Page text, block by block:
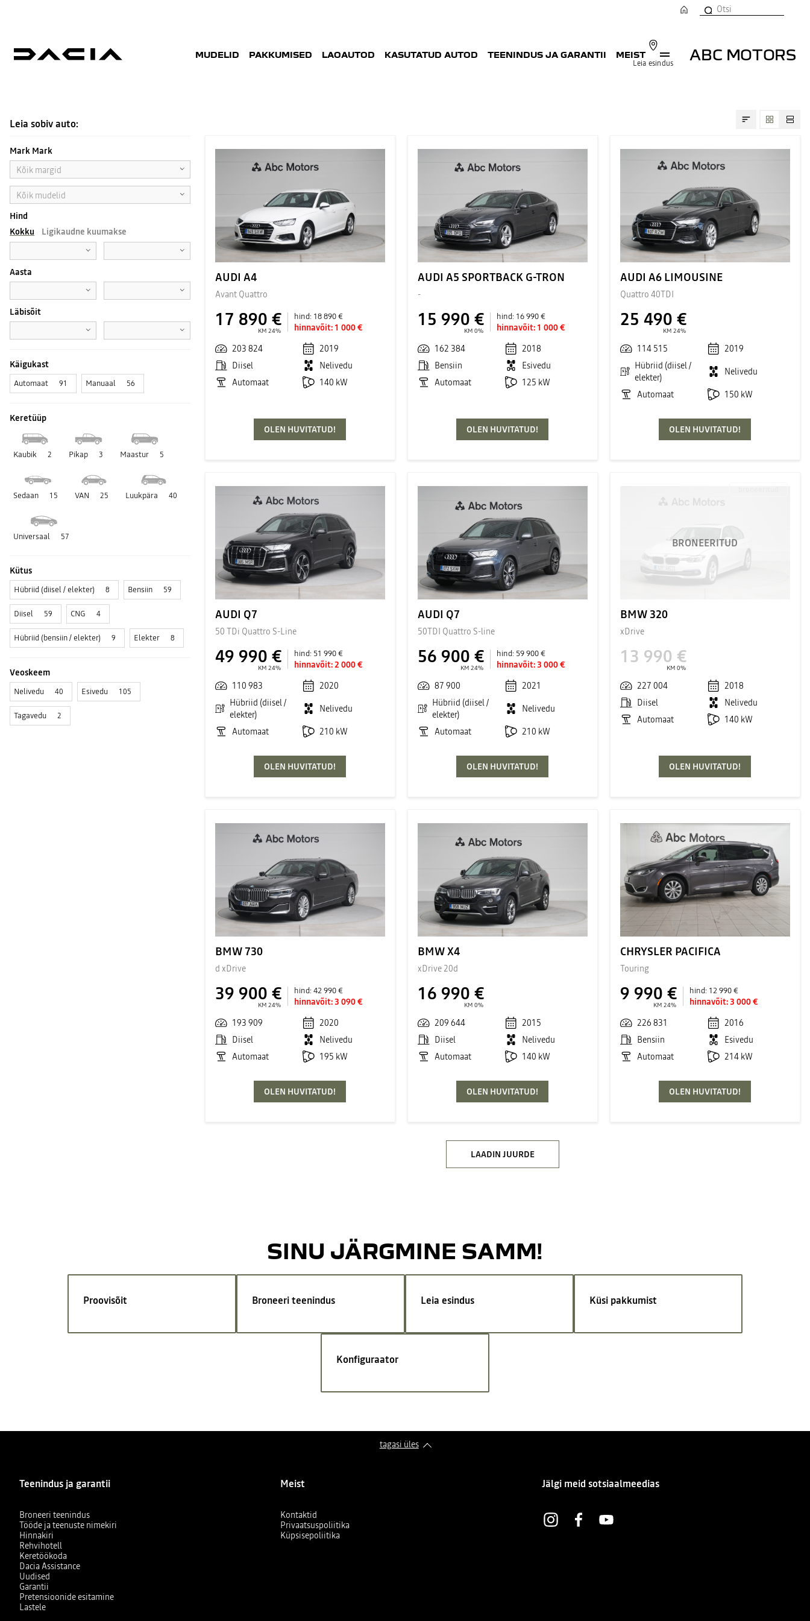
Leia esindus
ABC MOTORS
MUDELID PAKKUMISED LAOAUTOD KASUTATUD AUTOD TEENINDUS JA GARANTII MEIST
KASUTATUD AUTOD
Leia sobiv auto:
Mark Mark
Kõik margid
Kõik mudelid
Hind
Kokku
Ligikaudne kuumakse
Aasta
Läbisõit
Käigukast
Automaat 91 Manuaal 56
Keretüüp
Kaubik 2 Pikap 3 Maastur 5
Sedaan 15 VAN 25 Luukpära 40
Universaal 57
Kütus
Hübriid (diisel / elekter) 8 Bensiin 59
Diisel 59 CNG 4
Hübriid (bensiin / elekter) 9 Elekter 8
Veoskeem
Nelivedu 40 Esivedu 105
Tagavedu 2
AUDI A4
Avant Quattro
17 890 €
KM 24%
hind: 18 890 €
hinnavõit: 1 000 €
203 824
2019
Diisel
Nelivedu
Automaat
140 kW
OLEN HUVITATUD!
AUDI A5 SPORTBACK G-TRON
-
15 990 €
KM 0%
hind: 16 990 €
hinnavõit: 1 000 €
162 384
2018
Bensiin
Esivedu
Automaat
125 kW
OLEN HUVITATUD!
AUDI A6 LIMOUSINE
Quattro 40TDI
25 490 €
KM 24%
114 515
2019
Hübriid (diisel /
elekter)
Nelivedu
Automaat
150 kW
OLEN HUVITATUD!
AUDI Q7
50 TDi Quattro S-Line
49 990 €
KM 24%
hind: 51 990 €
hinnavõit:2 000 €
110 983
2020
Hübriid (diisel /
elekter)
Nelivedu
Automaat
210 kW
OLEN HUVITATUD!
AUDI Q7
50TDI Quattro S-line
56 900 €
KM 24%
hind: 59 900 €
hinnavõit:3 000 €
87 900
2021
Hübriid (diisel /
elekter)
Nelivedu
Automaat
210 kW
OLEN HUVITATUD!
BRONEERITUD
BMW 320
xDrive
13 990 €
KM 0%
227 004
2018
Diisel
Nelivedu
Automaat
140 kW
OLEN HUVITATUD!
BMW 730
d xDrive
39 900 €
KM 24%
hind:42 990 €
hinnavõit:3 090 €
193 909
2020
Diisel
Nelivedu
Automaat
195 kW
OLEN HUVITATUD!
BMW X4
xDrive 20d
16 990 €
KM 0%
209 644
2015
Diisel
Nelivedu
Automaat
140 kW
OLEN HUVITATUD!
CHRYSLER PACIFICA
Touring
9 990 €
KM 24%
hind: 12 990 €
hinnavõit:3 000 €
226 831
2016
Bensiin
Esivedu
Automaat
214 kW
OLEN HUVITATUD!
LAADIN JUURDE
SINU JÄRGMINE SAMM!
Proovisõit Broneeri teenindus Leia esindus Küsi pakkumist
Konfiguraator
tagasi üles
Teenindus ja garantii
Broneeri teenindus
Tööde ja teenuste nimekiri
Hinnakiri
Rehvihotell
Keretöökoda
Dacia Assistance
Uudised
Garantii
Pretensioonide esitamine
Lastele
Meist
Kontaktid
Privaatsuspoliitika
Küpsisepoliitika
Jälgi meid sotsiaalmeedias
Instagram
Facebook